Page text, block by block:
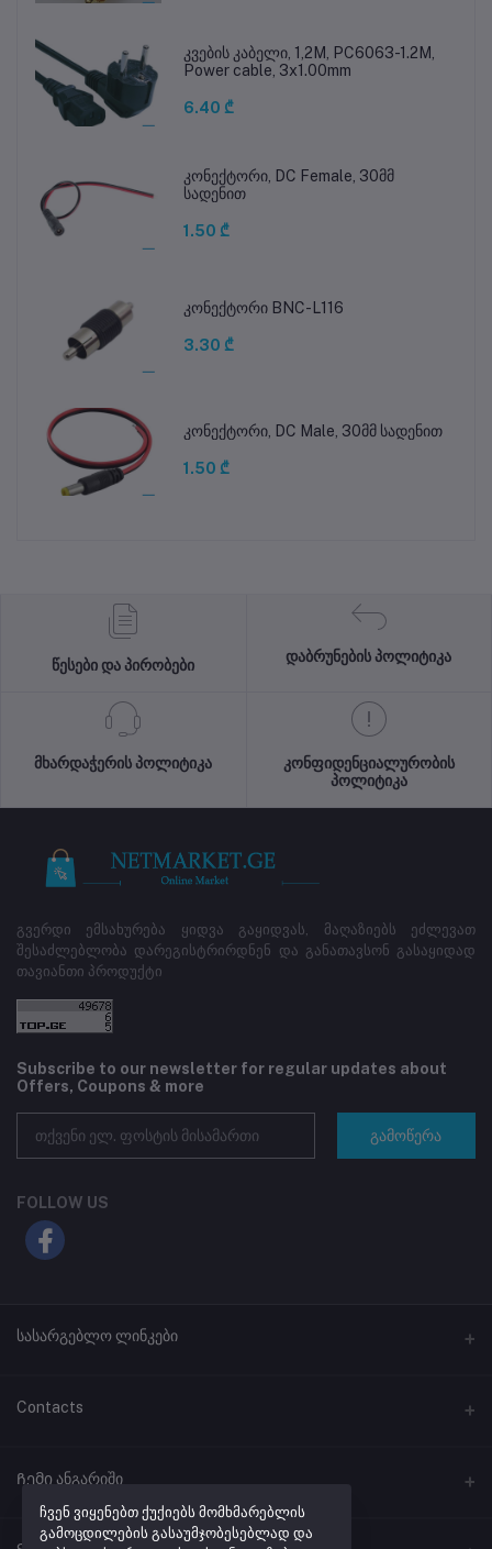
კვების კაბელი, 1,2M, PC6063-1.2M,
Power cable, 3x1.00mm
6.40 ₾
კონექტორი, DC Female, 30მმ
სადენით
1.50 ₾
კონექტორი BNC-L116
3.30 ₾
კონექტორი, DC Male, 30მმ სადენით
1.50 ₾
წესები და პირობები
დაბრუნების პოლიტიკა
მხარდაჭერის პოლიტიკა
კონფიდენციალურობის
პოლიტიკა
გვერდი ემსახურება ყიდვა გაყიდვას, მაღაზიებს ეძლევათ
შესაძლებლობა დარეგისტრირდნენ და განათავსონ გასაყიდად
თავიანთი პროდუქტი
Subscribe to our newsletter for regular updates about
Offers, Coupons & more
გამოწერა
FOLLOW US
სასარგებლო ლინკები
პროგრამული უზრუნველყოფა
Contacts
მისამართი
Ჩემი ანგარიში
შესვლა
ჩვენ ვიყენებთ ქუქიებს მომხმარებლის
გამოცდილების გასაუმჯობესებლად და